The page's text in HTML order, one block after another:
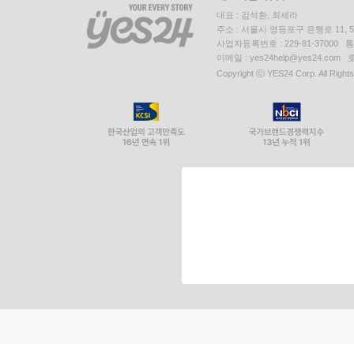
대표 : 김석환, 최세라
주소 : 서울시 영등포구 은행로 11,
사업자등록번호 : 229-81-37000
이메일 : yes24help@yes24.com
Copyright ⓒ YES24 Corp. All